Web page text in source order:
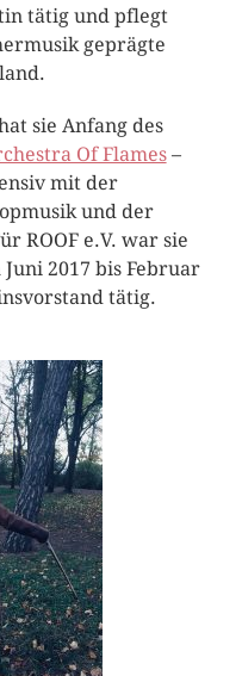
tätig und pflegt
geprägte
sie Anfang des
Of Flames–
mit der
und der
ROOF e.V. war sie
2017 bis Februar
tätig.